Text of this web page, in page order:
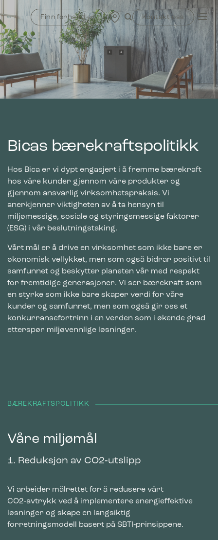
to
content
Finn forhandler Kontakt oss
Bicas bærekraftspolitikk
Hos Bica er vi dypt engasjert i å fremme bærekraft
hos våre kunder gjennom våre produkter og
gjennom ansvarlig virksomhetspraksis. Vi
anerkjenner viktigheten av å ta hensyn til
miljømessige, sosiale og styringsmessige faktorer
(ESG) i vår beslutningstaking.
Vårt mål er å drive en virksomhet som ikke bare er
økonomisk vellykket, men som også bidrar positivt til
samfunnet og beskytter planeten vår med respekt
for fremtidige generasjoner. Vi ser bærekraft som
en styrke som ikke bare skaper verdi for våre
kunder og samfunnet, men som også gir oss et
konkurransefortrinn i en verden som i økende grad
etterspør miljøvennlige løsninger.
BÆREKRAFTSPOLITIKK
Våre miljømål
1. Reduksjon av CO2‑utslipp
Vi arbeider målrettet for å redusere vårt
CO2‑avtrykk ved å implementere energieffektive
løsninger og skape en langsiktig
forretningsmodell basert på SBTI‑prinsippene.